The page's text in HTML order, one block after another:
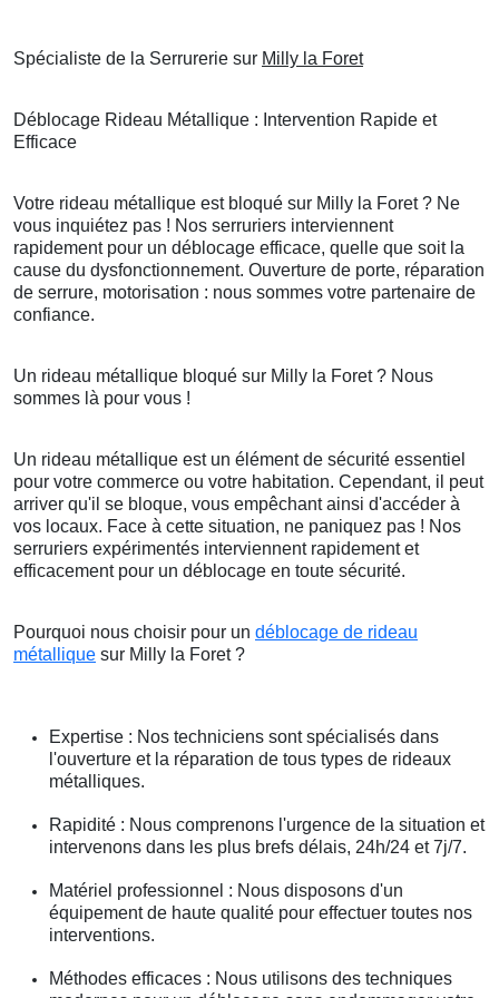
Spécialiste de la Serrurerie sur Milly la Foret
Déblocage Rideau Métallique : Intervention Rapide et
Efficace
Votre rideau métallique est bloqué sur Milly la Foret ? Ne
vous inquiétez pas ! Nos serruriers interviennent
rapidement pour un déblocage efficace, quelle que soit la
cause du dysfonctionnement. Ouverture de porte, réparation
de serrure, motorisation : nous sommes votre partenaire de
confiance.
Un rideau métallique bloqué sur Milly la Foret ? Nous
sommes là pour vous !
Un rideau métallique est un élément de sécurité essentiel
pour votre commerce ou votre habitation. Cependant, il peut
arriver qu'il se bloque, vous empêchant ainsi d'accéder à
vos locaux. Face à cette situation, ne paniquez pas ! Nos
serruriers expérimentés interviennent rapidement et
efficacement pour un déblocage en toute sécurité.
Pourquoi nous choisir pour un déblocage de rideau
métallique sur Milly la Foret ?
Expertise : Nos techniciens sont spécialisés dans
l'ouverture et la réparation de tous types de rideaux
métalliques.
Rapidité : Nous comprenons l'urgence de la situation et
intervenons dans les plus brefs délais, 24h/24 et 7j/7.
Matériel professionnel : Nous disposons d'un
équipement de haute qualité pour effectuer toutes nos
interventions.
Méthodes efficaces : Nous utilisons des techniques